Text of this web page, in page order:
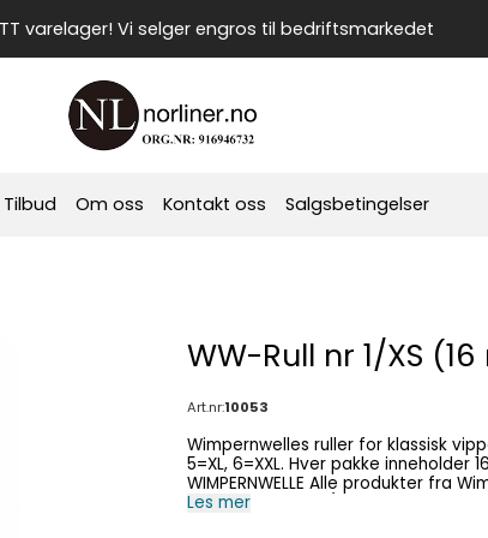
varelager! Vi selger engros til bedriftsmarkedet
Tilbud Om oss Kontakt oss Salgsbetingelser
WW-Rull nr 1/XS
Art.nr:10053
Wimpernwelles ruller for klassisk
5=XL, 6=XXL. Hver pakke inneholder 16 ruller. OPPBEVARING AV
WIMPERNWELLE Alle produkter fra Wimpernwell kan lagres fra kjølig til romtemeratur,
men unngå frost (IKKE under 0
Les mer